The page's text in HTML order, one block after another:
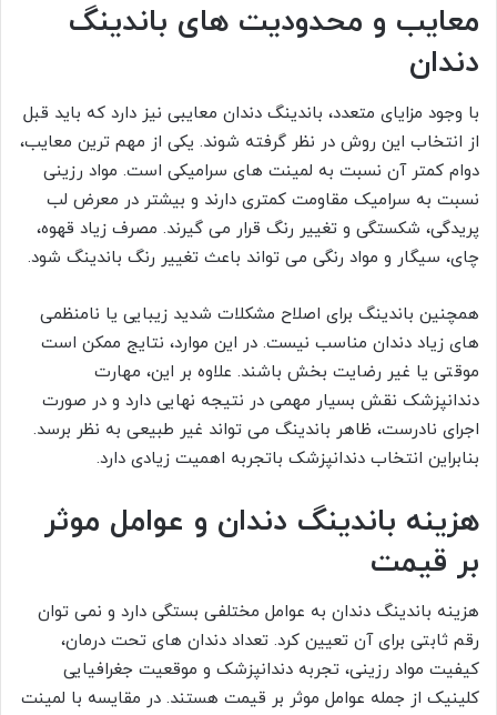
معایب و محدودیت های باندینگ
دندان
با وجود مزایای متعدد، باندینگ دندان معایبی نیز دارد که باید قبل
از انتخاب این روش در نظر گرفته شوند. یکی از مهم ترین معایب،
دوام کمتر آن نسبت به لمینت های سرامیکی است. مواد رزینی
نسبت به سرامیک مقاومت کمتری دارند و بیشتر در معرض لب
پریدگی، شکستگی و تغییر رنگ قرار می گیرند. مصرف زیاد قهوه،
چای، سیگار و مواد رنگی می تواند باعث تغییر رنگ باندینگ شود.
همچنین باندینگ برای اصلاح مشکلات شدید زیبایی یا نامنظمی
های زیاد دندان مناسب نیست. در این موارد، نتایج ممکن است
موقتی یا غیر رضایت بخش باشند. علاوه بر این، مهارت
دندانپزشک نقش بسیار مهمی در نتیجه نهایی دارد و در صورت
اجرای نادرست، ظاهر باندینگ می تواند غیر طبیعی به نظر برسد.
بنابراین انتخاب دندانپزشک باتجربه اهمیت زیادی دارد.
هزینه باندینگ دندان و عوامل موثر
بر قیمت
هزینه باندینگ دندان به عوامل مختلفی بستگی دارد و نمی توان
رقم ثابتی برای آن تعیین کرد. تعداد دندان های تحت درمان،
کیفیت مواد رزینی، تجربه دندانپزشک و موقعیت جغرافیایی
کلینیک از جمله عوامل موثر بر قیمت هستند. در مقایسه با لمینت